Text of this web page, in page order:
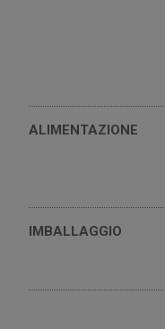
ALIMENTAZIONE
IMBALLAGGIO